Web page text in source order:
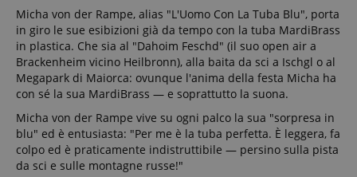
Micha von der Rampe, alias "L'Uomo Con La Tuba Blu", porta
in giro le sue esibizioni già da tempo con la tuba MardiBrass
in plastica. Che sia al "Dahoim Feschd" (il suo open air a
Brackenheim vicino Heilbronn), alla baita da sci a Ischgl o al
Megapark di Maiorca: ovunque l'anima della festa Micha ha
con sé la sua MardiBrass — e soprattutto la suona.
Micha von der Rampe vive su ogni palco la sua "sorpresa in
blu" ed è entusiasta: "Per me è la tuba perfetta. È leggera, fa
colpo ed è praticamente indistruttibile — persino sulla pista
da sci e sulle montagne russe!"